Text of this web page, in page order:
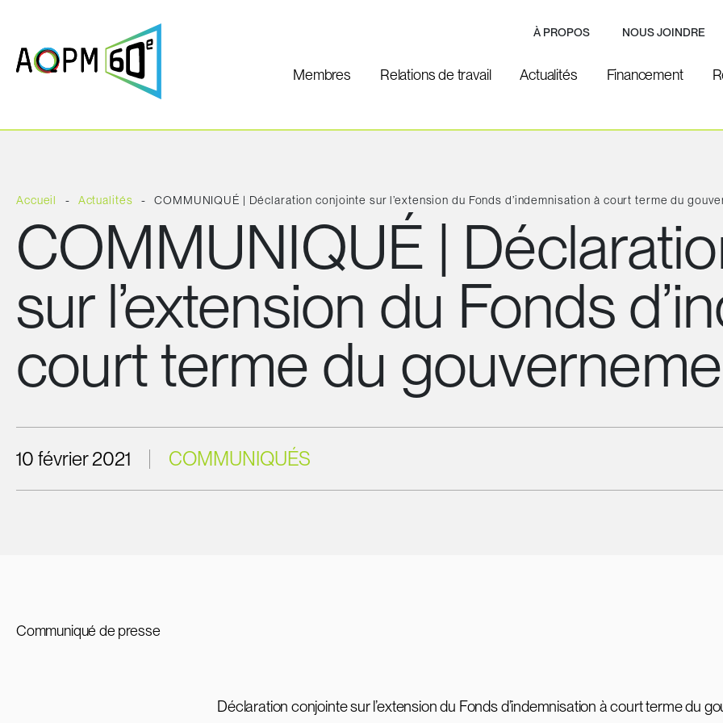
À PROPOS NOUS JOINDRE
Membres Relations de travail Actualités Financement
Accueil Actualités COMMUNIQUÉ | Déclaration conjointe sur l’extension du Fonds d’indemnisation à court terme du
COMMUNIQUÉ |
sur l’extension du Fonds
court terme du
10 février 2021 COMMUNIQUÉS
Communiqué de presse
Déclaration conjointe sur l’extension du Fonds d’indemnisation à court terme du